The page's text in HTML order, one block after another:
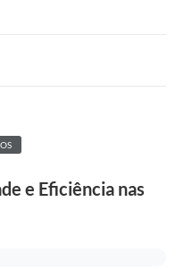
e Eficiência nas